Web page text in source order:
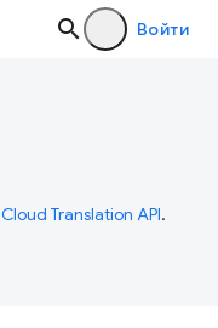
Войти
Cloud Translation API.